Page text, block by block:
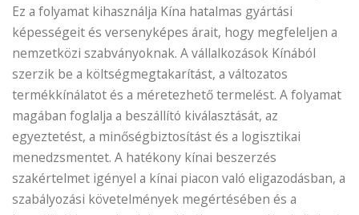
Ez a folyamat kihasználja Kína hatalmas gyártási
képességeit és versenyképes árait, hogy megfeleljen a
nemzetközi szabványoknak. A vállalkozások Kínából
szerzik be a költségmegtakarítást, a változatos
termékkínálatot és a méretezhető termelést. A folyamat
magában foglalja a beszállító kiválasztását, az
egyeztetést, a minőségbiztosítást és a logisztikai
menedzsmentet. A hatékony kínai beszerzés
szakértelmet igényel a kínai piacon való eligazodásban, a
szabályozási követelmények megértésében és a